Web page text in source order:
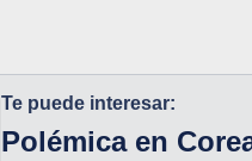
Te puede interesar:
Polémica en